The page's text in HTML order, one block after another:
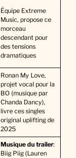
Équipe Extreme
Music, propose ce
morceau
descendant pour
des tensions
dramatiques
Ronan My Love,
projet vocal pour la
BO (musique par
Chanda Dancy),
livre ces singles
original uplifting de
2025
Musique du trailer:
Biig Piig (Lauren